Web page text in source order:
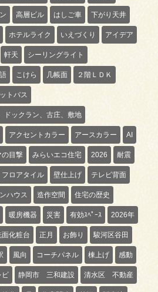
高層ビル はしご車 下がり天井
ホテルライク いえづくり アイデア
軒天 シーリングライト
こけら 几帳面 ２階ＬＤＫ
トバス
ックラン、古庄、敷地
アクセントカラー アースカラー AI
の目撃 みらいエコ住宅 2026 耐震
フロアタイル 壁仕上げ テレビ背面
ハウス 造作空間 住宅の歴史
暖房機器 災害 有効ｽﾍﾟｰｽ 2026年
面化粧台 正月 お飾り 駿河区谷田
風向 コーチパネル 棟上げ 感動
ビ 静岡市 三和建設 清水区 不動産